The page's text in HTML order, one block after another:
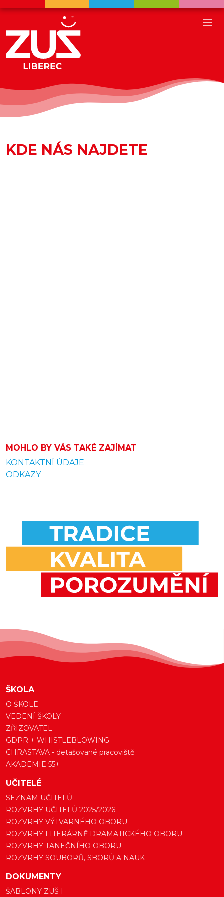
KDE NÁS NAJDETE
MOHLO BY VÁS TAKÉ ZAJÍMAT
KONTAKTNÍ ÚDAJE
ODKAZY
ŠKOLA
O ŠKOLE
VEDENÍ ŠKOLY
ZŘIZOVATEL
GDPR + WHISTLEBLOWING
CHRASTAVA - detašované pracoviště
AKADEMIE 55+
UČITELÉ
SEZNAM UČITELŮ
ROZVRHY UČITELŮ 2025/2026
ROZVRHY VÝTVARNÉHO OBORU
ROZVRHY LITERÁRNĚ DRAMATICKÉHO OBORU
ROZVRHY TANEČNÍHO OBORU
ROZVRHY SOUBORŮ, SBORŮ A NAUK
DOKUMENTY
ŠABLONY ZUŠ I